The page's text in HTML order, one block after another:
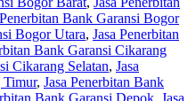
Bank Garansi Bogor
Bogor Utara, Jasa Penerbitan
Bank Garansi Cikarang
Cikarang Selatan, Jasa
Timur, Jasa Penerbitan Bank
Bank Garansi Depok, Jasa